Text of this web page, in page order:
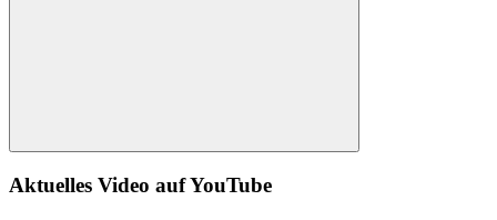
Suche
Aktuelles Video auf YouTube